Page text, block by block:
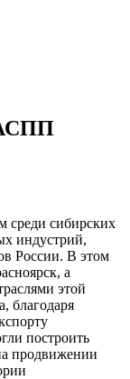
среди сибирских
индустрий,
России. В этом
а
этой
благодаря
построить
продвижении